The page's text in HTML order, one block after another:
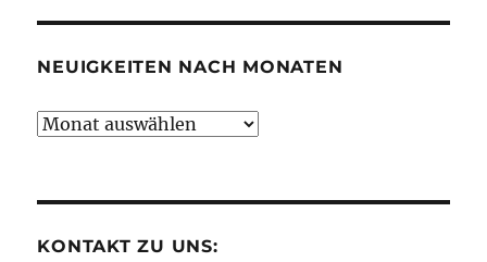
NEUIGKEITEN NACH MONATEN
Neuigkeiten
KONTAKT ZU UNS: